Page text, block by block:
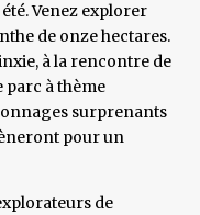
Venez explorer
de onze hectares.
à la rencontre de
parc à thème
surprenants
pour un
de